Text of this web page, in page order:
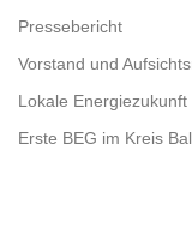
Pressebericht
Vorstand und
Lokale Energiezukunft
Erste BEG im Kreis